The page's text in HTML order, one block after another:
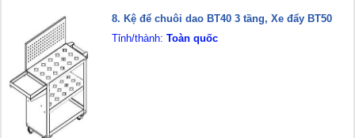
8. Kệ để chuôi dao BT40 3 tầng, Xe đẩy BT50
Tỉnh/thành: Toàn quốc